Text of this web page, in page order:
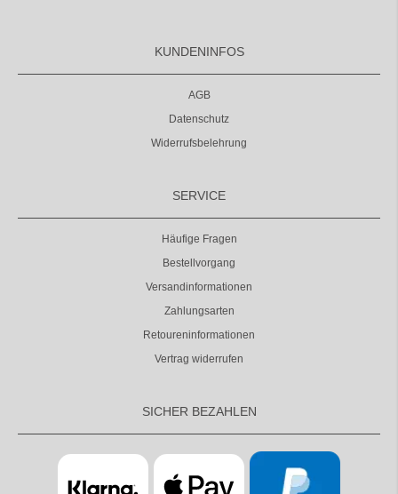
KUNDENINFOS
AGB
Datenschutz
Widerrufsbelehrung
SERVICE
Häufige Fragen
Bestellvorgang
Versandinformationen
Zahlungsarten
Retoureninformationen
Vertrag widerrufen
SICHER BEZAHLEN